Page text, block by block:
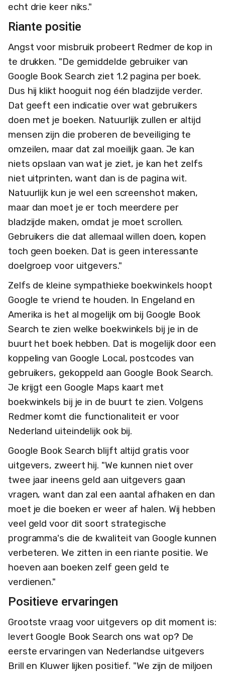
echt drie keer niks."
Riante positie
Angst voor misbruik probeert Redmer de kop in
te drukken. "De gemiddelde gebruiker van
Google Book Search ziet 1.2 pagina per boek.
Dus hij klikt hooguit nog één bladzijde verder.
Dat geeft een indicatie over wat gebruikers
doen met je boeken. Natuurlijk zullen er altijd
mensen zijn die proberen de beveiliging te
omzeilen, maar dat zal moeilijk gaan. Je kan
niets opslaan van wat je ziet, je kan het zelfs
niet uitprinten, want dan is de pagina wit.
Natuurlijk kun je wel een screenshot maken,
maar dan moet je er toch meerdere per
bladzijde maken, omdat je moet scrollen.
Gebruikers die dat allemaal willen doen, kopen
toch geen boeken. Dat is geen interessante
doelgroep voor uitgevers."
Zelfs de kleine sympathieke boekwinkels hoopt
Google te vriend te houden. In Engeland en
Amerika is het al mogelijk om bij Google Book
Search te zien welke boekwinkels bij je in de
buurt het boek hebben. Dat is mogelijk door een
koppeling van Google Local, postcodes van
gebruikers, gekoppeld aan Google Book Search.
Je krijgt een Google Maps kaart met
boekwinkels bij je in de buurt te zien. Volgens
Redmer komt die functionaliteit er voor
Nederland uiteindelijk ook bij.
Google Book Search blijft altijd gratis voor
uitgevers, zweert hij. "We kunnen niet over
twee jaar ineens geld aan uitgevers gaan
vragen, want dan zal een aantal afhaken en dan
moet je die boeken er weer af halen. Wij hebben
veel geld voor dit soort strategische
programma's die de kwaliteit van Google kunnen
verbeteren. We zitten in een riante positie. We
hoeven aan boeken zelf geen geld te
verdienen."
Positieve ervaringen
Grootste vraag voor uitgevers op dit moment is:
levert Google Book Search ons wat op? De
eerste ervaringen van Nederlandse uitgevers
Brill en Kluwer lijken positief. "We zijn de miljoen